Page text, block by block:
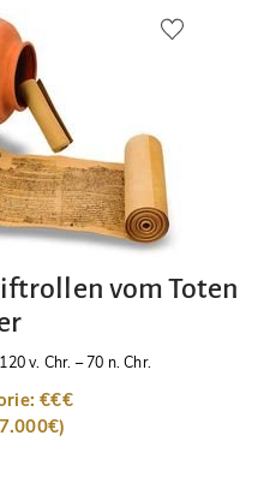
vom Toten
v. Chr. – 70 n. Chr.
€€€